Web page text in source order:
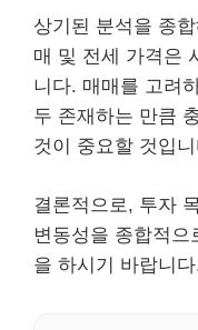
상기된 분석을 종
매 및 전세 가격은
니다. 매매를 고려
두 존재하는 만큼
것이 중요할 것입
결론적으로, 투자
변동성을 종합적
을 하시기 바랍니